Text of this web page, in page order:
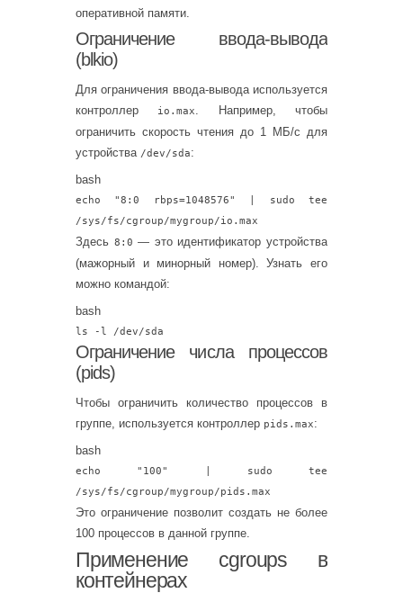
оперативной памяти.
Ограничение ввода-вывода
(blkio)
Для ограничения ввода-вывода используется
контроллер
io.max
. Например, чтобы
ограничить скорость чтения до 1 МБ/с для
устройства /dev/sda:
bash
echo "8:0 rbps=1048576" | sudotee
/sys/fs/cgroup/mygroup/io.max
Здесь 8:0 — это идентификатор устройства
(мажорный и минорный номер). Узнать его
можно командой:
bash
ls -l /dev/sda
Ограничение числа процессов
(pids)
Чтобы ограничить количество процессов в
группе, используется контроллер pids.max:
bash
echo "100" | sudo tee
/sys/fs/cgroup/mygroup/pids.max
Это ограничение позволит создать не более
100 процессов в данной группе.
Применение cgroups в
контейнерах